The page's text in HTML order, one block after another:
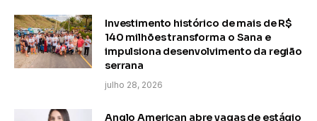
Investimento histórico de mais de R$
140 milhões transforma o Sana e
impulsiona desenvolvimento da região
serrana
julho 28, 2026
Anglo American abre vagas de estágio